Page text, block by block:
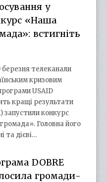
у
«Наша
встигніть
телеканали
кризовим
USAID
кращі результати
запустили конкурс
Головна його
та дієві…
DOBRE
громади-